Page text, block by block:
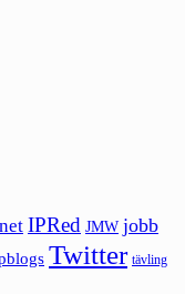
IPRed JMW jobb
Twitter tävling